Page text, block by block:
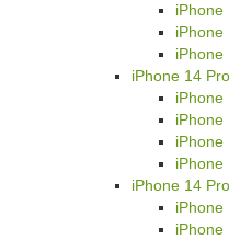
iPhone
iPhone
iPhone
iPhone 14 Pro
iPhone
iPhone
iPhone
iPhone
iPhone 14
iPhone
iPhone